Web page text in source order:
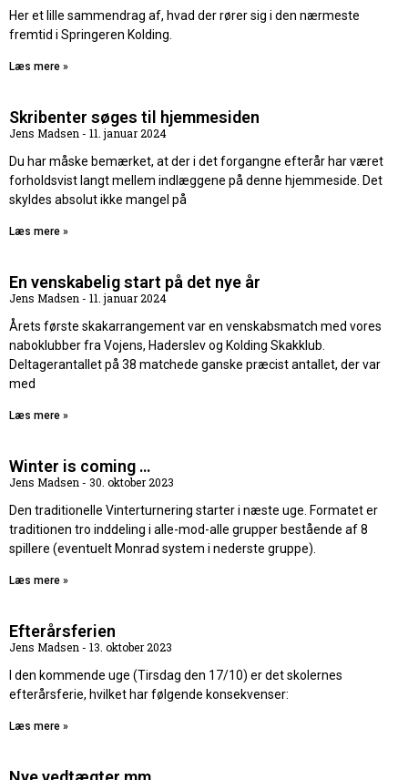
Her et lille sammendrag af, hvad der rører sig i den nærmeste
fremtid i Springeren Kolding.
Læs mere »
Skribenter søges til hjemmesiden
Jens Madsen
11. januar 2024
Du har måske bemærket, at der i det forgangne efterår har været
forholdsvist langt mellem indlæggene på denne hjemmeside. Det
skyldes absolut ikke mangel på
Læs mere »
En venskabelig start på det nye år
Jens Madsen
11. januar 2024
Årets første skakarrangement var en venskabsmatch med vores
naboklubber fra Vojens, Haderslev og Kolding Skakklub.
Deltagerantallet på 38 matchede ganske præcist antallet, der var
med
Læs mere »
Winter is coming …
Jens Madsen
30. oktober 2023
Den traditionelle Vinterturnering starter i næste uge. Formatet er
traditionen tro inddeling i alle-mod-alle grupper bestående af 8
spillere (eventuelt Monrad system i nederste gruppe).
Læs mere »
Efterårsferien
Jens Madsen
13. oktober 2023
I den kommende uge (Tirsdag den 17/10) er det skolernes
efterårsferie, hvilket har følgende konsekvenser:
Læs mere »